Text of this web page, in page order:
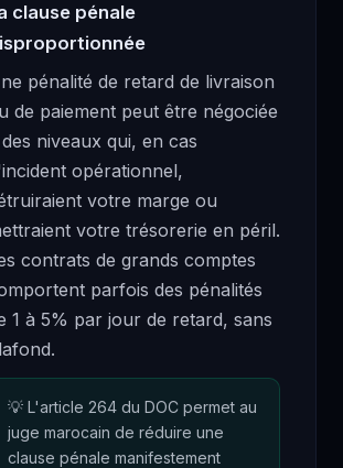
clause pénale
pénalité de retard de livraison
de paiement peut être négociée
niveaux qui, en cas
opérationnel,
votre marge ou
votre trésorerie en péril.
contrats de grands comptes
parfois des pénalités
1 à 5% par jour de retard, sans
L'article 264 du DOC permet au
juge marocain de réduire une
clause pénale manifestement